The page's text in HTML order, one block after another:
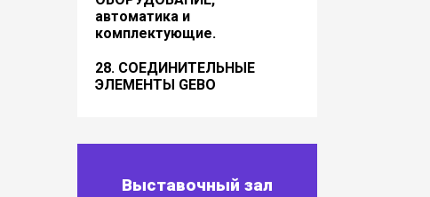
автоматика и
комплектующие.
28. СОЕДИНИТЕЛЬНЫЕ
ЭЛЕМЕНТЫ GEBO
Выставочный зал